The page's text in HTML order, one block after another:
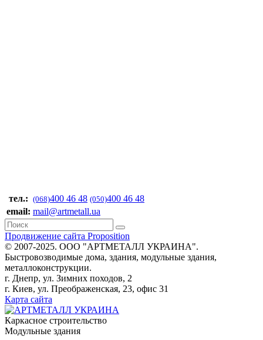
тел.: (068)400 46 48 (050)400 46 48
email: mail@artmetall.ua
Продвижение сайта Proposition
© 2007-2025. ООО "AРТМЕТАЛЛ УКРАИНА".
Быстровозводимые дома, здания, модульные здания,
металлоконструкции.
г. Днепр, ул. Зимних походов, 2
г. Киев, ул. Преображенская, 23, офис 31
Карта сайта
Каркасное строительство
Модульные здания